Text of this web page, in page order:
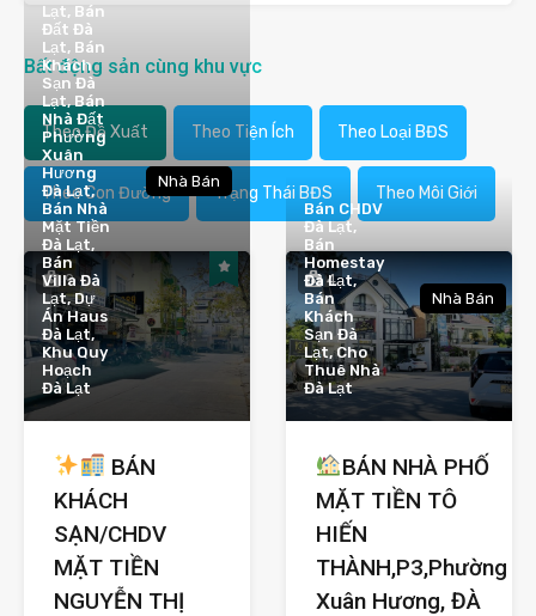
Bất động sản cùng khu vực
Theo Đề Xuất Theo Tiện Ích Theo Loại BĐS
Theo Con Đường Trạng Thái BĐS Theo Môi Giới
9
Lạt, Bán
Đất Đà
Lạt, Bán
Khách
Sạn Đà
Lạt, Bán
Nhà Đất
Phường
Xuân
Hương
Đà Lạt,
Bán Nhà
Mặt Tiền
Đà Lạt,
Bán
Villa Đà
Lạt, Dự
Án Haus
Đà Lạt,
Khu Quy
Hoạch
Đà Lạt
Nhà Bán
BÁN
KHÁCH
SẠN/CHDV
MẶT TIỀN
NGUYỄN THỊ
4
Bán CHDV
Đà Lạt,
Bán
Homestay
Đà Lạt,
Bán
Khách
Sạn Đà
Lạt, Cho
Thuê Nhà
Đà Lạt
Nhà Bán
BÁN NHÀ PHỐ
MẶT TIỀN TÔ
HIẾN
THÀNH,P3,Phường
Xuân Hương, ĐÀ